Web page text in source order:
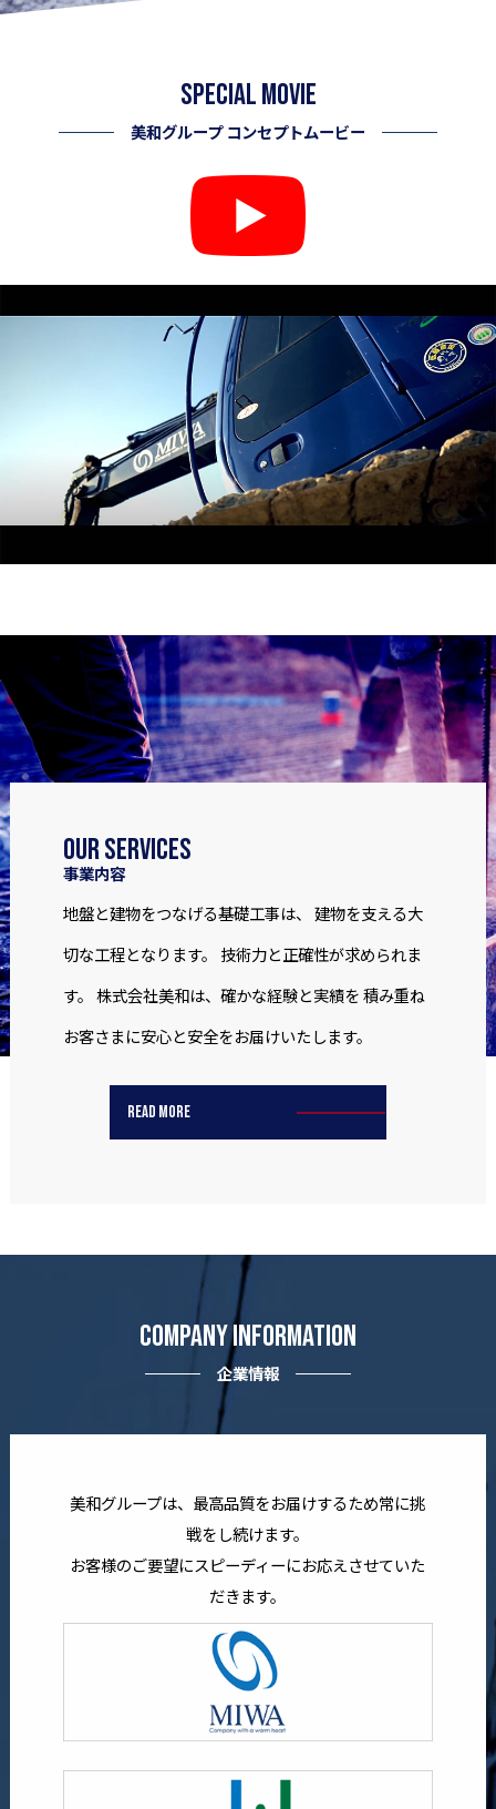
Special Movie
美和グループ コンセプトムービー
Our services
事業内容
地盤と建物をつなげる基礎工事は、
建物を支える大
切な工程となります。
技術力と正確性が求められま
す。 株式会社美和は、確かな経験と実績を積み重ね
お客さまに安心と安全をお届けいたします。
READ MORE
COMPANY INFORMATION
企業情報
美和グループは、最高品質をお届けするため常に挑
戦をし続けます。
お客様のご要望にスピーディーにお応えさせていた
だきます。